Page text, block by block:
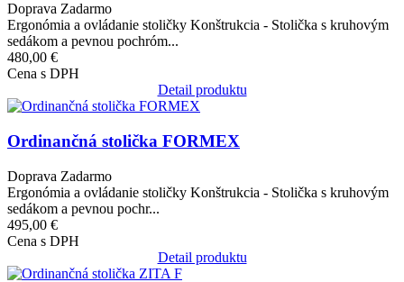
Doprava Zadarmo
Ergonómia a ovládanie stoličky Konštrukcia - Stolička s kruhovým
sedákom a pevnou pochróm...
480,00 €
Cena s DPH
Detail produktu
Obrázok
Ordinančná stolička FORMEX
Doprava Zadarmo
Ergonómia a ovládanie stoličky Konštrukcia - Stolička s kruhovým
sedákom a pevnou pochr...
495,00 €
Cena s DPH
Detail produktu
Obrázok